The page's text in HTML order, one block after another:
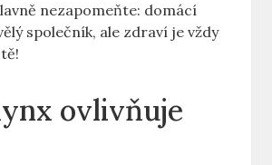
nezapomeňte: domácí
společník, ale zdraví je vždy
ovlivňuje